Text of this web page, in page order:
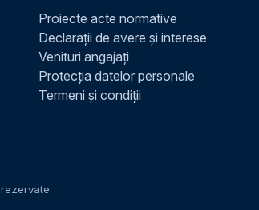
Proiecte acte normative
Declarații de avere și interese
Venituri angajați
Protecția datelor personale
Termeni și condiții